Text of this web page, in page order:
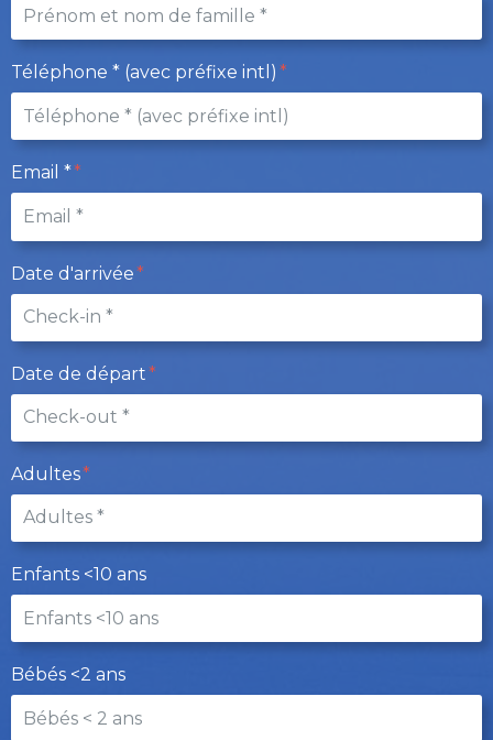
Téléphone * (avec préfixe intl)
Email *
Date d'arrivée
Date de départ
Adultes
Enfants <10 ans
Bébés <2 ans